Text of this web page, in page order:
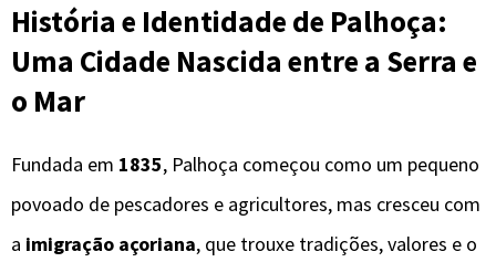
História e Identidade de Palhoça:
Uma Cidade Nascida entre a Serra e
o Mar
Fundada em 1835, Palhoça começou como um pequeno
povoado de pescadores e agricultores, mas cresceu com
a imigração açoriana, que trouxe tradições, valores e o